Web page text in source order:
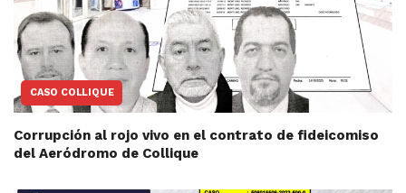
CASO COLLIQUE
Corrupción al rojo vivo en el contrato de fideicomiso
del Aeródromo de Collique